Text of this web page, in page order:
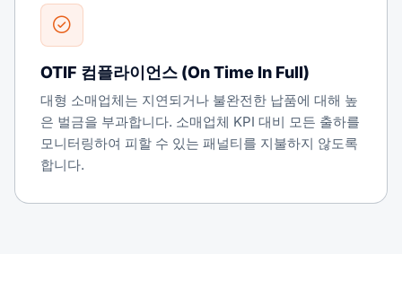
OTIF 컴플라이언스 (On Time In Full)
대형 소매업체는 지연되거나 불완전한 납품에 대해 높
은 벌금을 부과합니다. 소매업체 KPI 대비 모든 출하를
모니터링하여 피할 수 있는 패널티를 지불하지 않도록
합니다.